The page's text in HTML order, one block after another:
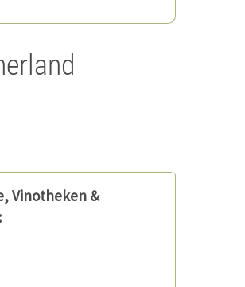
Vinotheken &